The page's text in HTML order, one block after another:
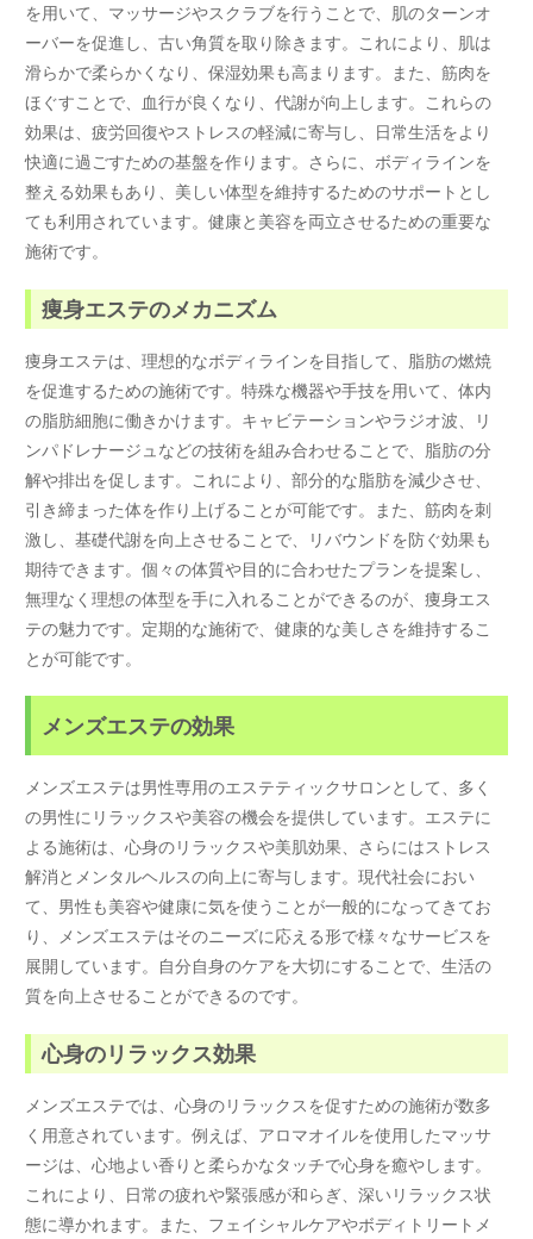
を用いて、マッサージやスクラブを行うことで、肌のターンオ
ーバーを促進し、古い角質を取り除きます。これにより、肌は
滑らかで柔らかくなり、保湿効果も高まります。また、筋肉を
ほぐすことで、血行が良くなり、代謝が向上します。これらの
効果は、疲労回復やストレスの軽減に寄与し、日常生活をより
快適に過ごすための基盤を作ります。さらに、ボディラインを
整える効果もあり、美しい体型を維持するためのサポートとし
ても利用されています。健康と美容を両立させるための重要な
施術です。
痩身エステのメカニズム
痩身エステは、理想的なボディラインを目指して、脂肪の燃焼
を促進するための施術です。特殊な機器や手技を用いて、体内
の脂肪細胞に働きかけます。キャビテーションやラジオ波、リ
ンパドレナージュなどの技術を組み合わせることで、脂肪の分
解や排出を促します。これにより、部分的な脂肪を減少させ、
引き締まった体を作り上げることが可能です。また、筋肉を刺
激し、基礎代謝を向上させることで、リバウンドを防ぐ効果も
期待できます。個々の体質や目的に合わせたプランを提案し、
無理なく理想の体型を手に入れることができるのが、痩身エス
テの魅力です。定期的な施術で、健康的な美しさを維持するこ
とが可能です。
メンズエステの効果
メンズエステは男性専用のエステティックサロンとして、多く
の男性にリラックスや美容の機会を提供しています。エステに
よる施術は、心身のリラックスや美肌効果、さらにはストレス
解消とメンタルヘルスの向上に寄与します。現代社会におい
て、男性も美容や健康に気を使うことが一般的になってきてお
り、メンズエステはそのニーズに応える形で様々なサービスを
展開しています。自分自身のケアを大切にすることで、生活の
質を向上させることができるのです。
心身のリラックス効果
メンズエステでは、心身のリラックスを促すための施術が数多
く用意されています。例えば、アロマオイルを使用したマッサ
ージは、心地よい香りと柔らかなタッチで心身を癒やします。
これにより、日常の疲れや緊張感が和らぎ、深いリラックス状
態に導かれます。また、フェイシャルケアやボディトリートメ